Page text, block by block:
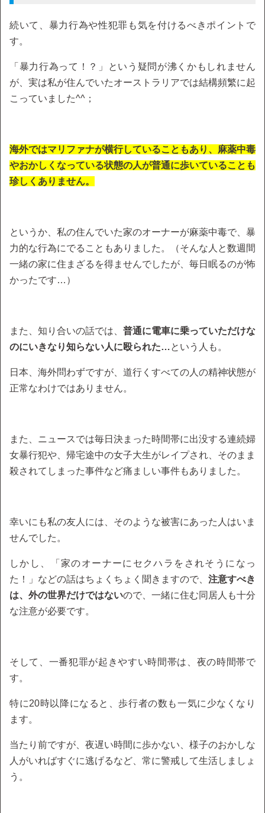
続いて、暴力行為や性犯罪も気を付けるべきポイントで
す。
「暴力行為って！？」という疑問が沸くかもしれません
が、実は私が住んでいたオーストラリアでは結構頻繁に起
こっていました^^；
海外ではマリファナが横行していることもあり、麻薬中毒
やおかしくなっている状態の人が普通に歩いていることも
珍しくありません。
というか、私の住んでいた家のオーナーが麻薬中毒で、暴
力的な行為にでることもありました。（そんな人と数週間
一緒の家に住まざるを得ませんでしたが、毎日眠るのが怖
かったです…）
また、知り合いの話では、 普通に電車に乗っていただけな
のにいきなり知らない人に殴られた…という人も。
日本、海外問わずですが、道行くすべての人の精神状態が
正常なわけではありません。
また、ニュースでは毎日決まった時間帯に出没する連続婦
女暴行犯や、帰宅途中の女子大生がレイプされ、そのまま
殺されてしまった事件など痛ましい事件もありました。
幸いにも私の友人には、そのような被害にあった人はいま
せんでした。
しかし、「家のオーナーにセクハラをされそうになっ
た！」などの話はちょくちょく聞きますので、 注意すべき
は、外の世界だけではないので、一緒に住む同居人も十分
な注意が必要です。
そして、一番犯罪が起きやすい時間帯は、夜の時間帯で
す。
特に20時以降になると、歩行者の数も一気に少なくなり
ます。
当たり前ですが、夜遅い時間に歩かない、様子のおかしな
人がいればすぐに逃げるなど、常に警戒して生活しましょ
う。